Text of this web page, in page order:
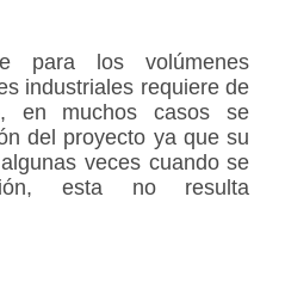
para los volúmenes
industriales requiere de
en muchos casos se
del proyecto ya que su
veces cuando se
esta no resulta